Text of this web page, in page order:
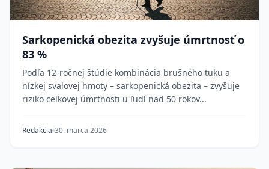
Sarkopenická obezita zvyšuje úmrtnosť o
83 %
Podľa 12-ročnej štúdie kombinácia brušného tuku a
nízkej svalovej hmoty – sarkopenická obezita – zvyšuje
riziko celkovej úmrtnosti u ľudí nad 50 rokov...
Redakcia 30. marca 2026